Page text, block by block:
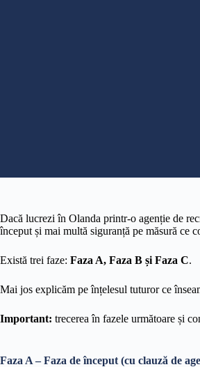
Dacă lucrezi în Olanda printr-o agenție de
început și mai multă siguranță pe măsură ce
Există trei faze: Faza A, Faza B și Faza C.
Mai jos explicăm pe înțelesul tuturor ce
Important: trecerea în fazele următoare și
Faza A – Faza de început (cu clauză de